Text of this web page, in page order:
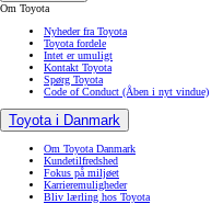
Om Toyota
Nyheder fra Toyota
Toyota fordele
Intet er umuligt
Kontakt Toyota
Spørg Toyota
Code of Conduct (Åben i nyt vindue)
Toyota i Danmark
Om Toyota Danmark
Kundetilfredshed
Fokus på miljøet
Karrieremuligheder
Bliv lærling hos Toyota